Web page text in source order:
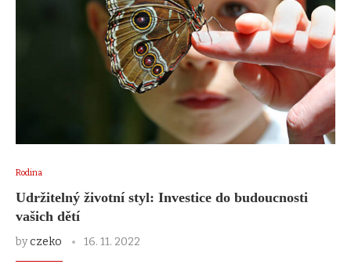
Rodina
Udržitelný životní styl: Investice do budoucnosti
vašich dětí
byczeko 16. 11. 2022